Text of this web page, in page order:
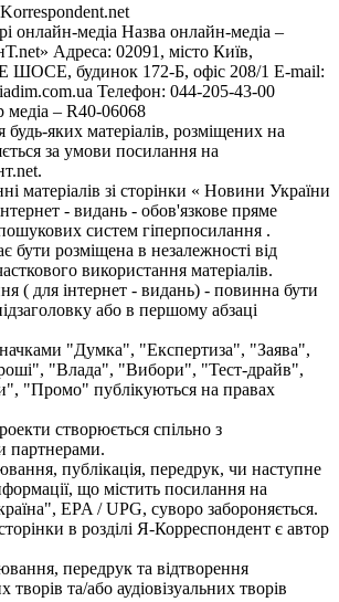
онлайн-медіа Назва онлайн-медіа –
Адреса: 02091, місто Київ,
будинок 172-Б, офіс 208/1 E-mail:
Телефон: 044-205-43-00
медіа – R40-06068
яких матеріалів, розміщених на
за умови посилання на
матеріалів зі сторінки « Новини України
- видань - обов'язкове пряме
систем гіперпосилання .
бути розміщена в незалежності від
використання матеріалів.
( для інтернет - видань) - повинна бути
або в першому абзаці
"Думка", "Експертиза", "Заява",
"Влада", "Вибори", "Тест-драйв",
"Промо" публікуються на правах
створюється спільно з
партнерами.
публікація, передрук, чи наступне
що містить посилання на
EPA / UPG, суворо забороняється.
в розділі Я-Корреспондент є автор
передрук та відтворення
творів та/або аудіовізуальних творів